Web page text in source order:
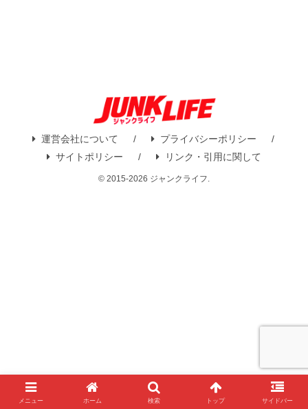
運営会社について
プライバシーポリシー
サイトポリシー
リンク・引用に関して
© 2015-2026 ジャンクライフ.
メニュー ホーム 検索 トップ サイドバー